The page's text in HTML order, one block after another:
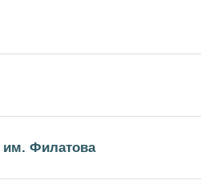
Филатова